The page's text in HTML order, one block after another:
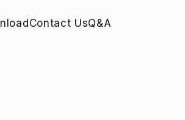
Contact UsQ&A